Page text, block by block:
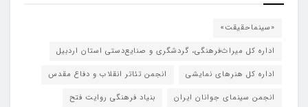
«سینماحقیقت»
اداره کل میراث‌فرهنگی، گردشگری و صنایع‌دستی استان اردبیل
اداره کل هنرهای نمایشی
انجمن تئاتر انقلاب و دفاع مقدس
انجمن سینمای جوانان ایران
بنیاد فرهنگی روایت فتح